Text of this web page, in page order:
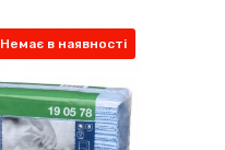
Немає в наявності